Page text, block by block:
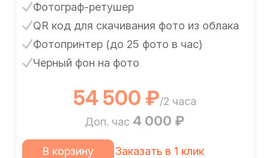
Фотограф-ретушер
QR код для скачивания фото из облака
Фотопринтер (до 25 фото в час)
Черный фон на фото
54 500 ₽/2 часа
Доп. час 4 000 ₽
В корзину Заказать в 1 клик